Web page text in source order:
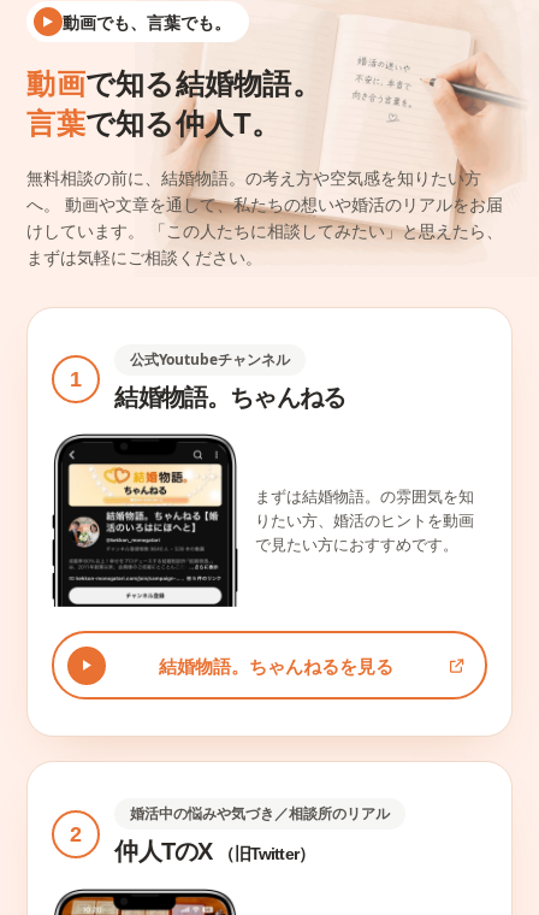
動画でも、言葉でも。
動画で知る結婚物語。
言葉で知る仲人T。
無料相談の前に、結婚物語。の考え方や空気感を知りたい方
へ。
動画や文章を通して、私たちの想いや婚活のリアルをお届
けしています。
「この人たちに相談してみたい」と思えたら、
まずは気軽にご相談ください。
1
公式Youtubeチャンネル
結婚物語。ちゃんねる
まずは結婚物語。の雰囲気を知
りたい方、婚活のヒントを動画
で見たい方におすすめです。
結婚物語。ちゃんねるを見る
2
婚活中の悩みや気づき／相談所のリアル
仲人TのX （旧Twitter）